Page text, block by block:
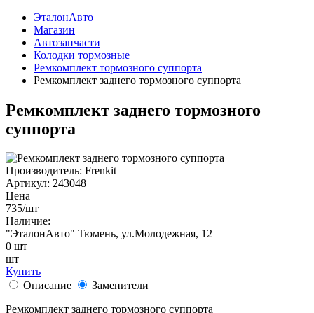
ЭталонАвто
Магазин
Автозапчасти
Колодки тормозные
Ремкомплект тормозного суппорта
Ремкомплект заднего тормозного суппорта
Ремкомплект заднего тормозного
суппорта
Производитель: Frenkit
Артикул: 243048
Цена
735/шт
Наличие:
"ЭталонАвто" Тюмень, ул.Молодежная, 12
0 шт
шт
Купить
Описание
Заменители
Ремкомплект заднего тормозного суппорта